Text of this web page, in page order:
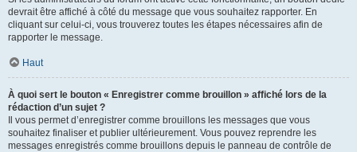
devrait être affiché à côté du message que vous souhaitez rapporter. En
cliquant sur celui-ci, vous trouverez toutes les étapes nécessaires afin de
rapporter le message.
Haut
À quoi sert le bouton « Enregistrer comme brouillon » affiché lors de la
rédaction d’un sujet ?
Il vous permet d’enregistrer comme brouillons les messages que vous
souhaitez finaliser et publier ultérieurement. Vous pouvez reprendre les
messages enregistrés comme brouillons depuis le panneau de contrôle de